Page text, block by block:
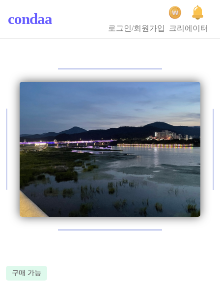
condaa
로그인/회원가입 크리에이터
구매 가능